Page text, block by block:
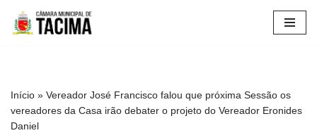
Pular
Início » Vereador José Francisco falou que próxima Sessão os
vereadores da Casa irão debater o projeto do Vereador Eronides
Daniel